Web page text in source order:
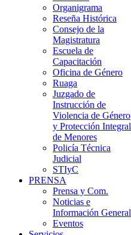
Organigrama
Reseña Histórica
Consejo de la
Magistratura
Escuela de
Capacitación
Oficina de Género
Ruaga
Juzgado de
Instrucción de
Violencia de Género
y Protección Integral
de Menores
Policía Técnica
Judicial
STIyC
PRENSA
Prensa y Com.
Noticias e
Información General
Eventos